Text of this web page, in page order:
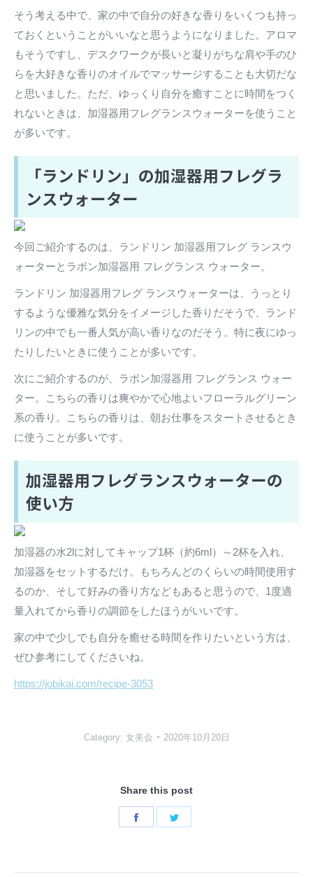
そう考える中で、家の中で自分の好きな香りをいくつも持っ
ておくということがいいなと思うようになりました。アロマ
もそうですし、デスクワークが長いと凝りがちな肩や手のひ
らを大好きな香りのオイルでマッサージすることも大切だな
と思いました。ただ、ゆっくり自分を癒すことに時間をつく
れないときは、加湿器用フレグランスウォーターを使うこと
が多いです。
「ランドリン」の加湿器用フレグラ
ンスウォーター
今回ご紹介するのは、ランドリン 加湿器用フレグ ランスウ
ォーターとラボン加湿器用 フレグランス ウォーター。
ランドリン 加湿器用フレグ ランスウォーターは、うっとり
するような優雅な気分をイメージした香りだそうで、ランド
リンの中でも一番人気が高い香りなのだそう。特に夜にゆっ
たりしたいときに使うことが多いです。
次にご紹介するのが、ラボン加湿器用 フレグランス ウォー
ター。こちらの香りは爽やかで心地よいフローラルグリーン
系の香り。こちらの香りは、朝お仕事をスタートさせるとき
に使うことが多いです。
加湿器用フレグランスウォーターの
使い方
加湿器の水2lに対してキャップ1杯（約6ml）～2杯を入れ、
加湿器をセットするだけ。もちろんどのくらいの時間使用す
るのか、そして好みの香り方などもあると思うので、1度適
量入れてから香りの調節をしたほうがいいです。
家の中で少しでも自分を癒せる時間を作りたいという方は、
ぜひ参考にしてくださいね。
https://jobikai.com/recipe-3053
Category: 女美会 2020年10月20日
Share this post
Share